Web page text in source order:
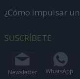
¿Cómo impulsar
SUSCRÍBETE